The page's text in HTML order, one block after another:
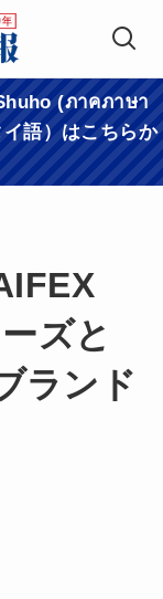
(ภาคภาษา
語）はこちらか
ズと
ランド